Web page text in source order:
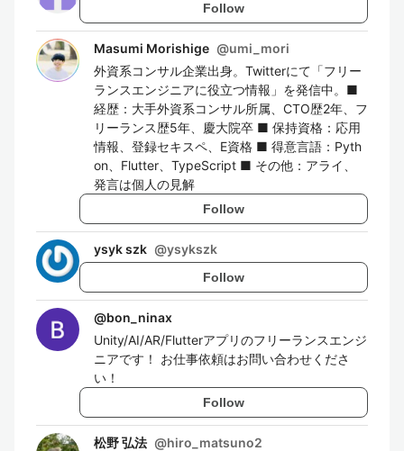
Follow
Masumi Morishige @umi_mori
外資系コンサル企業出身。Twitterにて「フリー
ランスエンジニアに役立つ情報」を発信中。■
経歴：大手外資系コンサル所属、CTO歴2年、フ
リーランス歴5年、慶大院卒 ■ 保持資格：応用
情報、登録セキスペ、E資格 ■ 得意言語：Pyth
on、Flutter、TypeScript ■ その他：アライ、
発言は個人の見解
Follow
ysyk szk @ysykszk
Follow
@bon_ninax
Unity/AI/AR/Flutterアプリのフリーランスエンジ
ニアです！ お仕事依頼はお問い合わせくださ
い！
Follow
松野 弘法 @hiro_matsuno2